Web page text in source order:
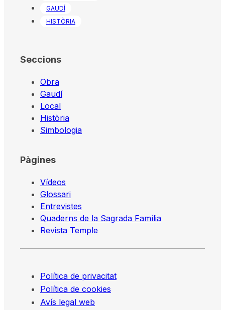
GAUDÍ
HISTÒRIA
Seccions
Obra
Gaudí
Local
Història
Simbologia
Pàgines
Vídeos
Glossari
Entrevistes
Quaderns de la Sagrada Família
Revista Temple
Política de privacitat
Política de cookies
Avís legal web